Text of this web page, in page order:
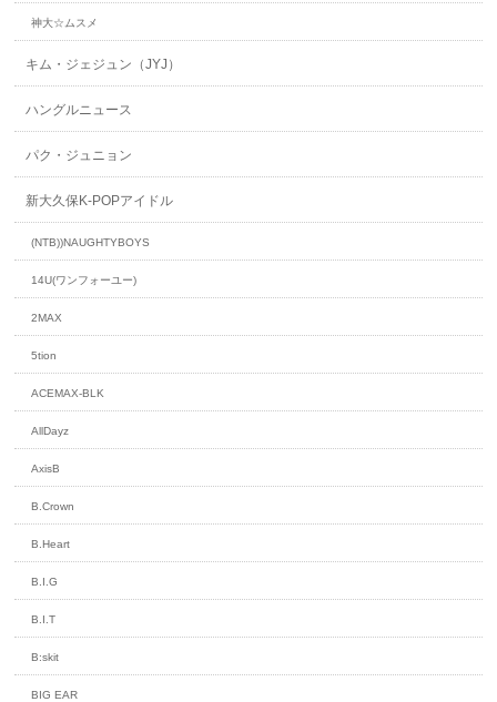
神大☆ムスメ
キム・ジェジュン（JYJ）
ハングルニュース
パク・ジュニョン
新大久保K-POPアイドル
(NTB))NAUGHTYBOYS
14U(ワンフォーユー)
2MAX
5tion
ACEMAX-BLK
AllDayz
AxisB
B.Crown
B.Heart
B.I.G
B.I.T
B:skit
BIG EAR